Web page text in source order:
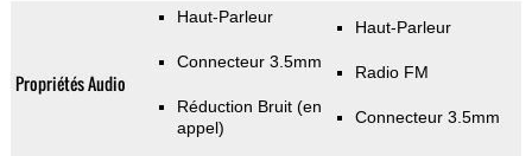
Propriétés Audio
Haut-Parleur
Connecteur 3.5mm
Réduction Bruit (en
appel)
Haut-Parleur
Radio FM
Connecteur 3.5mm